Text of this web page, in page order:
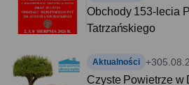
Obchody 153-lecia
Tatrzańskiego
Aktualności +3
Czyste Powietrze w